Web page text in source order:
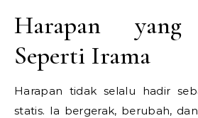
Harapan yang
Seperti Irama
Harapan tidak selalu hadir
statis. Ia bergerak, berubah,